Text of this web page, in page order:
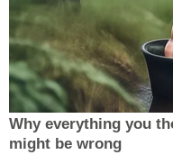
Why everything you
might be wrong